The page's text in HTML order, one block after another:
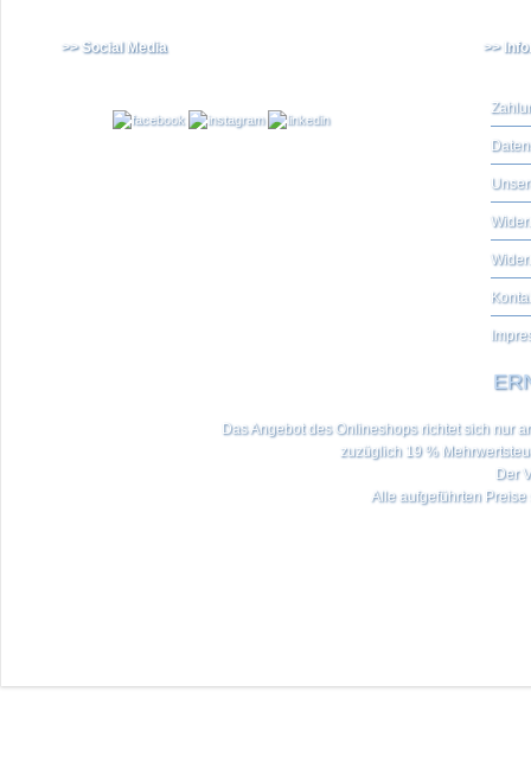
>> Social Media >>
Das Angebot des Onlineshops richtet sich nur
zuzüglich 19 %
Der
Alle aufgeführten